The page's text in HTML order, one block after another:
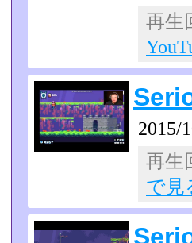
再
2015/
再
で見